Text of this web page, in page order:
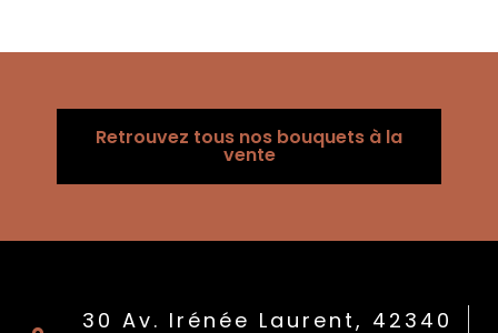
Retrouvez tous nos bouquets à la
vente
30 Av. Irénée Laurent, 42340